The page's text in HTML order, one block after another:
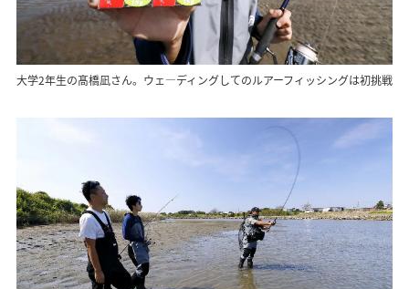
大学2年生の髙橋凪さん。ウェ―ディングしてのルアーフィッシングは初挑戦